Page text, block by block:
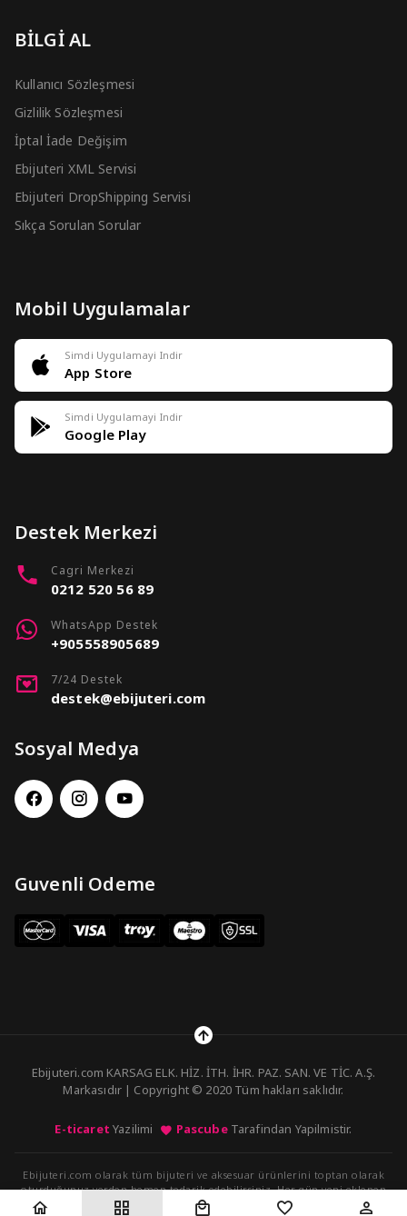
BİLGİ AL
Kullanıcı Sözleşmesi
Gizlilik Sözleşmesi
İptal İade Değişim
Ebijuteri XML Servisi
Ebijuteri DropShipping Servisi
Sıkça Sorulan Sorular
Mobil Uygulamalar
Simdi Uygulamayi Indir
App Store
Simdi Uygulamayi Indir
Google Play
Destek Merkezi
Cagri Merkezi
0212 520 56 89
WhatsApp Destek
+905558905689
7/24 Destek
destek@ebijuteri.com
Sosyal Medya
Guvenli Odeme
Ebijuteri.com KARSAG ELK. HİZ. İTH. İHR. PAZ. SAN. VE TİC. A.Ş.
Markasıdır | Copyright © 2020 Tüm hakları saklıdır.
E-ticaret Yazilimi PascubeTarafindan Yapilmistir.
Ebijuteri.com olarak tüm bijuteri ve aksesuar ürünlerini toptan olarak
oturduğunuz yerden hemen tedarik edebilirsiniz. Her gün yeni eklenen
ürünleri kolayca sipariş verebilirsiniz.